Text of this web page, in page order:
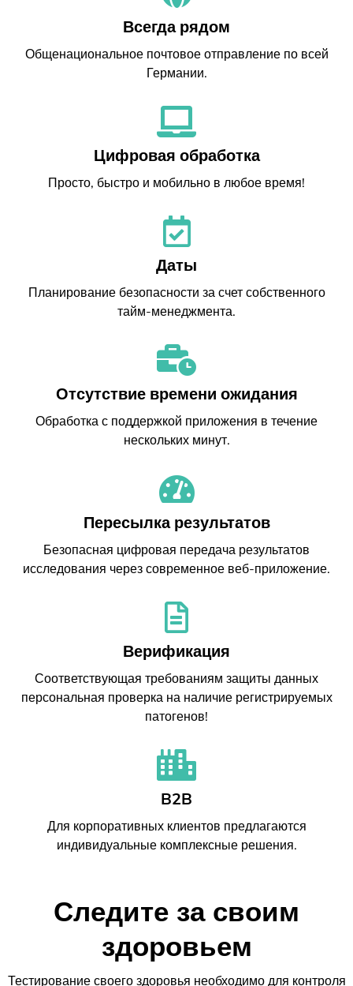
Всегда рядом
Общенациональное почтовое отправление по всей
Германии.
Цифровая обработка
Просто, быстро и мобильно в любое время!
Даты
Планирование безопасности за счет собственного
тайм-менеджмента.
Отсутствие времени ожидания
Обработка с поддержкой приложения в течение
нескольких минут.
Пересылка результатов
Безопасная цифровая передача результатов
исследования через современное веб-приложение.
Верификация
Соответствующая требованиям защиты данных
персональная проверка на наличие регистрируемых
патогенов!
B2B
Для корпоративных клиентов предлагаются
индивидуальные комплексные решения.
Следите за своим
здоровьем
Тестирование своего здоровья необходимо для контроля